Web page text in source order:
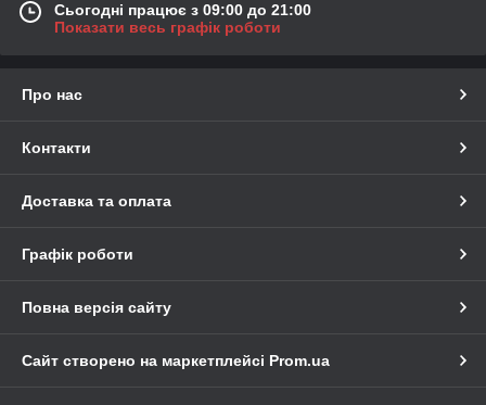
Сьогодні працює з 09:00 до 21:00
Показати весь графік роботи
Про нас
Контакти
Доставка та оплата
Графік роботи
Повна версія сайту
Сайт створено на маркетплейсі Prom.ua